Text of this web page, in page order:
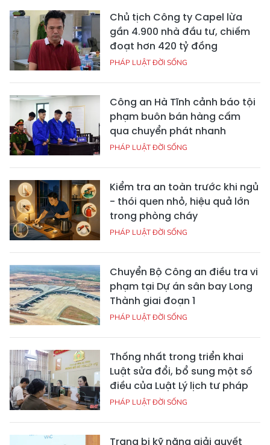
Chủ tịch Công ty Capel lừa
gần 4.900 nhà đầu tư, chiếm
đoạt hơn 420 tỷ đồng
PHÁP LUẬT ĐỜI SỐNG
Công an Hà Tĩnh cảnh báo tội
phạm buôn bán hàng cấm
qua chuyển phát nhanh
PHÁP LUẬT ĐỜI SỐNG
Kiểm tra an toàn trước khi ngủ
- thói quen nhỏ, hiệu quả lớn
trong phòng cháy
PHÁP LUẬT ĐỜI SỐNG
Chuyển Bộ Công an điều tra vi
phạm tại Dự án sân bay Long
Thành giai đoạn 1
PHÁP LUẬT ĐỜI SỐNG
Thống nhất trong triển khai
Luật sửa đổi, bổ sung một số
điều của Luật Lý lịch tư pháp
PHÁP LUẬT ĐỜI SỐNG
Trang bị kỹ năng giải quyết